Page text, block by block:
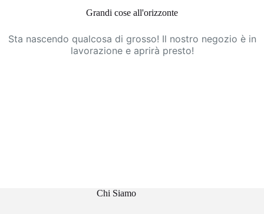
Grandi cose all'orizzonte
Sta nascendo qualcosa di grosso! Il nostro negozio è in
lavorazione e aprirà presto!
Chi Siamo